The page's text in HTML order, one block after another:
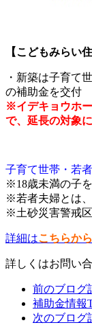
【こどもみらい
・新築は子育て
の補助金を交付
※イデキョウホ
で、延長の対象
子育て世帯・若
※18歳未満の子
※若者夫婦とは
※土砂災害警戒
詳細はこちらから
詳しくはお問い
前のブログ
補助金情報
次のブログ